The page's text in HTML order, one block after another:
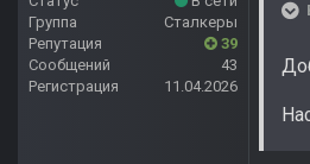
Группа
Сталкеры
Репутация
39
Сообщений
43
Регистрация
11.04.2026